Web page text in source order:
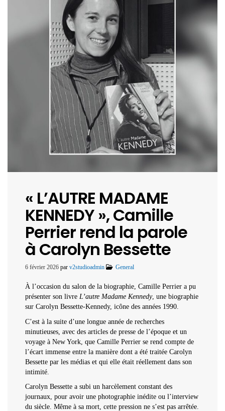
« L’AUTRE MADAME
KENNEDY », Camille
Perrier rend la parole
à Carolyn Bessette
6 février 2026 par v2studioadmin General
À l’occasion du salon de la biographie, Camille Perrier a pu
présenter son livre L’autre Madame Kennedy, une biographie
sur Carolyn Bessette-Kennedy, icône des années 1990.
C’est à la suite d’une longue année de recherches
minutieuses, avec des articles de presse de l’époque et un
voyage à New York, que Camille Perrier se rend compte de
l’écart immense entre la manière dont a été traitée Carolyn
Bessette par les médias et qui elle était réellement dans son
intimité.
Carolyn Bessette a subi un harcèlement constant des
journaux, pour avoir une photographie inédite ou l’interview
du siècle. Même à sa mort, cette pression ne s’est pas arrêtée.